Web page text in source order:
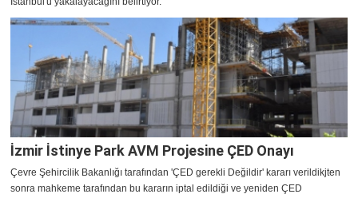
İzmir İstinye Park AVM Projesine ÇED Onayı
Çevre Şehircilik Bakanlığı tarafından 'ÇED gerekli Değildir' kararı verildikjten
sonra mahkeme tarafından bu kararın iptal edildiği ve yeniden ÇED